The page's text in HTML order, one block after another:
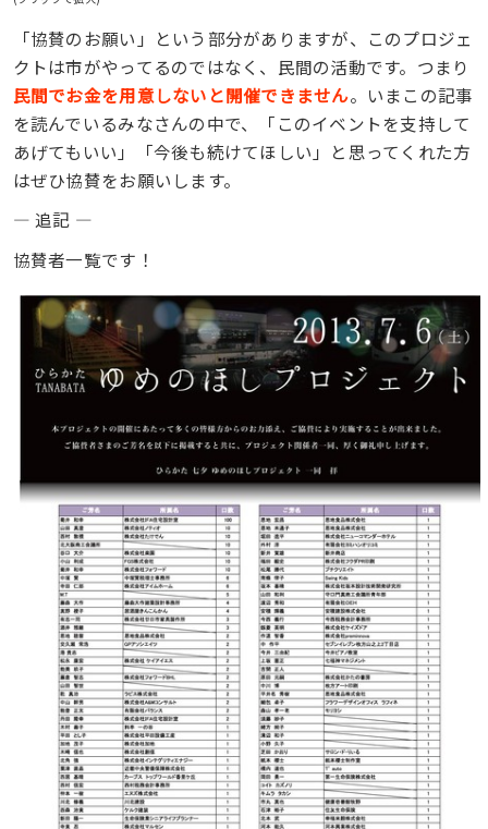
「協賛のお願い」という部分がありますが、このプロジェ
クトは市がやってるのではなく、民間の活動です。つまり
民間でお金を用意しないと開催できません。いまこの記事
を読んでいるみなさんの中で、「このイベントを支持して
あげてもいい」「今後も続けてほしい」と思ってくれた方
はぜひ協賛をお願いします。
— 追記 —
協賛者一覧です！